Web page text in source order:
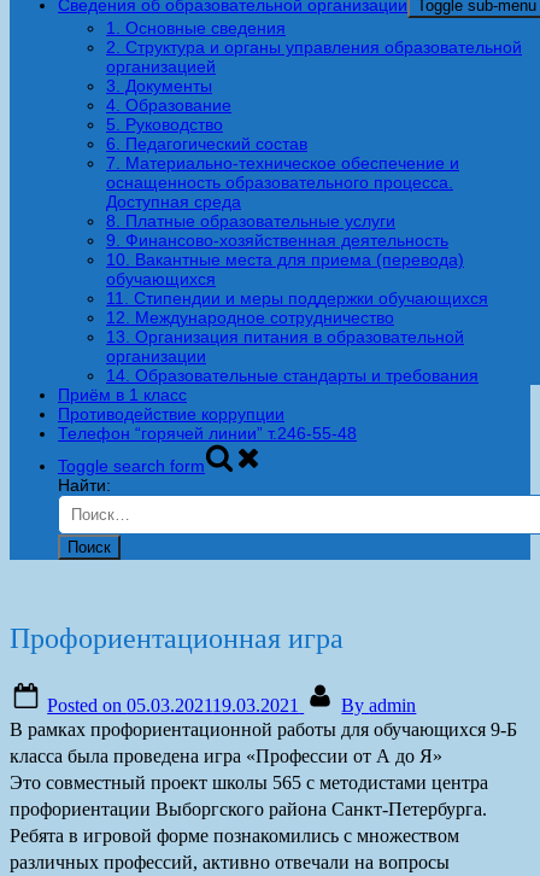
Сведения об образовательной организации Toggle sub-menu
1. Основные сведения
2. Структура и органы управления образовательной
организацией
3. Документы
4. Образование
5. Руководство
6. Педагогический состав
7. Материально-техническое обеспечение и
оснащенность образовательного процесса.
Доступная среда
8. Платные образовательные услуги
9. Финансово-хозяйственная деятельность
10. Вакантные места для приема (перевода)
обучающихся
11. Стипендии и меры поддержки обучающихся
12. Международное сотрудничество
13. Организация питания в образовательной
организации
14. Образовательные стандарты и требования
Приём в 1 класс
Противодействие коррупции
Телефон “горячей линии” т.246-55-48
Toggle search form
Найти:
Профориентационная игра
Posted on05.03.202119.03.2021 Byadmin
В рамках профориентационной работы для обучающихся 9-Б
класса была проведена игра «Профессии от А до Я»
Это совместный проект школы 565 с методистами центра
профориентации Выборгского района Санкт-Петербурга.
Ребята в игровой форме познакомились с множеством
различных профессий, активно отвечали на вопросы